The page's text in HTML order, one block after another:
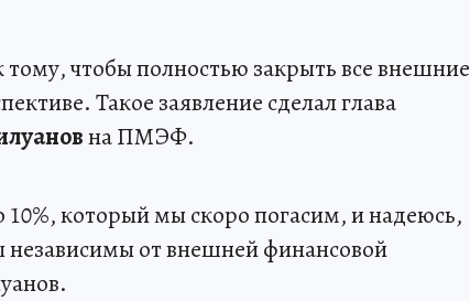
чтобы полностью закрыть все внешние
Такое заявление сделал глава
на ПМЭФ.
который мы скоро погасим, и надеюсь,
независимы от внешней финансовой